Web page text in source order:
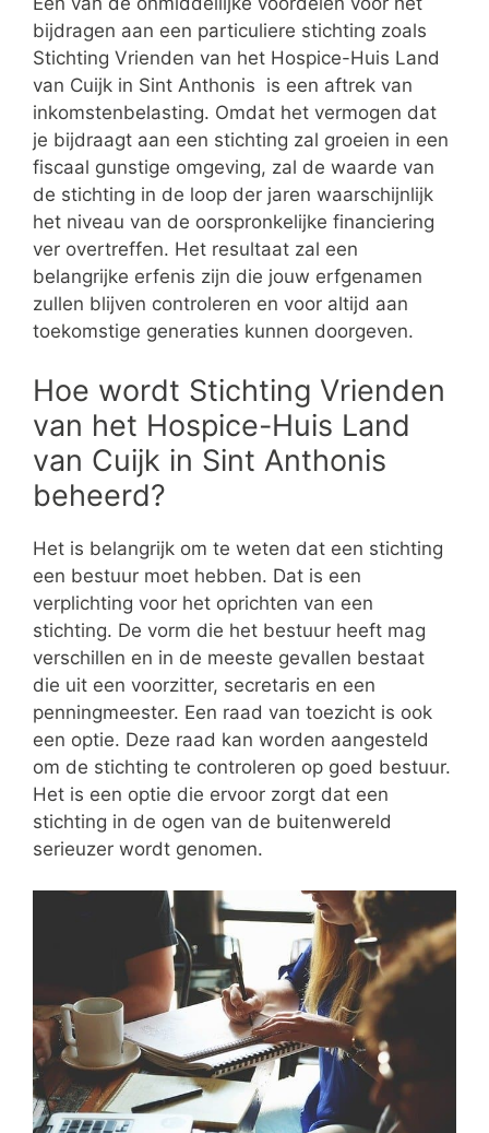
bijdragen aan een particuliere stichting zoals
Stichting Vrienden van het Hospice-Huis Land
van Cuijk in Sint Anthonis is een aftrek van
inkomstenbelasting. Omdat het vermogen dat
je bijdraagt aan een stichting zal groeien in een
fiscaal gunstige omgeving, zal de waarde van
de stichting in de loop der jaren waarschijnlijk
het niveau van de oorspronkelijke financiering
ver overtreffen. Het resultaat zal een
belangrijke erfenis zijn die jouw erfgenamen
zullen blijven controleren en voor altijd aan
toekomstige generaties kunnen doorgeven.
Hoe wordt Stichting Vrienden
van het Hospice-Huis Land
van Cuijk in Sint Anthonis
beheerd?
Het is belangrijk om te weten dat een stichting
een bestuur moet hebben. Dat is een
verplichting voor het oprichten van een
stichting. De vorm die het bestuur heeft mag
verschillen en in de meeste gevallen bestaat
die uit een voorzitter, secretaris en een
penningmeester. Een raad van toezicht is ook
een optie. Deze raad kan worden aangesteld
om de stichting te controleren op goed bestuur.
Het is een optie die ervoor zorgt dat een
stichting in de ogen van de buitenwereld
serieuzer wordt genomen.